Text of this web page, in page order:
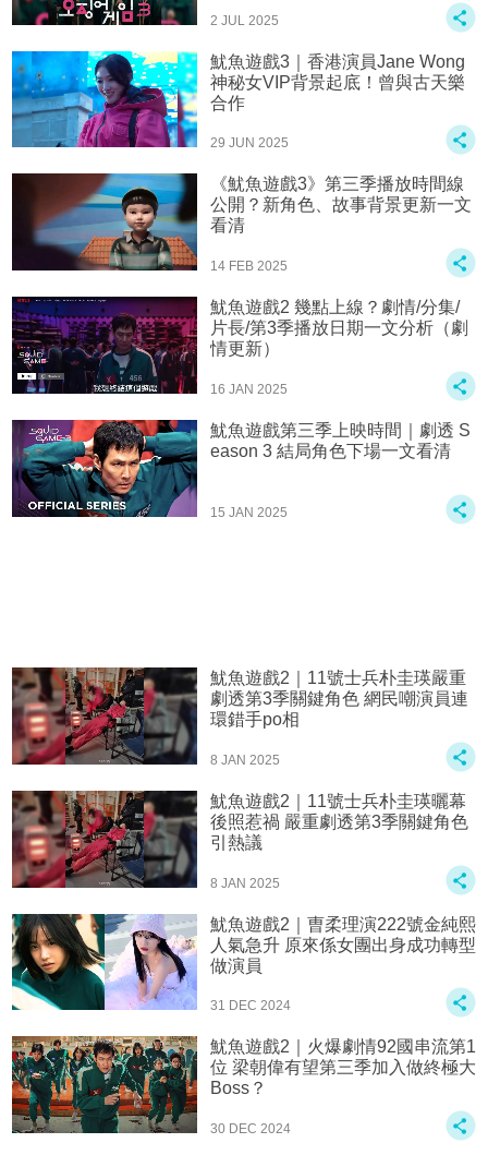
2 JUL 2025
魷魚遊戲3｜香港演員Jane Wong
神秘女VIP背景起底！曾與古天樂
合作
29 JUN 2025
《魷魚遊戲3》第三季播放時間線
公開？新角色、故事背景更新一文
看清
14 FEB 2025
魷魚遊戲2 幾點上線？劇情/分集/
片長/第3季播放日期一文分析（劇
情更新）
16 JAN 2025
魷魚遊戲第三季上映時間｜劇透 S
eason 3 結局角色下場一文看清
15 JAN 2025
魷魚遊戲2｜11號士兵朴圭瑛嚴重
劇透第3季關鍵角色 網民嘲演員連
環錯手po相
8 JAN 2025
魷魚遊戲2｜11號士兵朴圭瑛曬幕
後照惹禍 嚴重劇透第3季關鍵角色
引熱議
8 JAN 2025
魷魚遊戲2｜曺柔理演222號金純熙
人氣急升 原來係女團出身成功轉型
做演員
31 DEC 2024
魷魚遊戲2｜火爆劇情92國串流第1
位 梁朝偉有望第三季加入做終極大
Boss？
30 DEC 2024